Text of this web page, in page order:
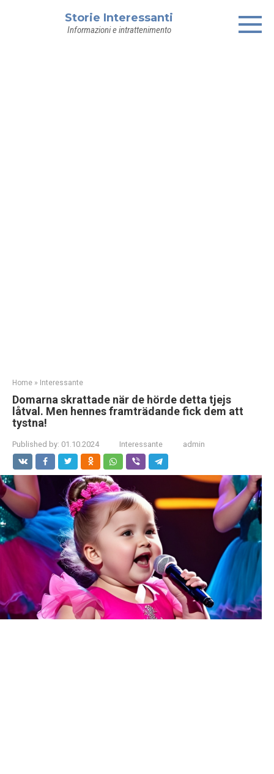
Storie Interessanti
Informazioni e intrattenimento
Home » Interessante
Domarna skrattade när de hörde detta tjejs
låtval. Men hennes framträdande fick dem att
tystna!
Published by: 01.10.2024 Interessante admin